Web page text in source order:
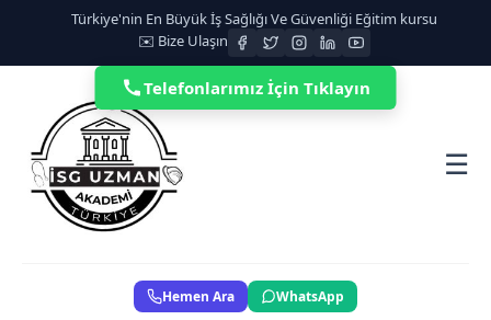
Türkiye'nin En Büyük İş Sağlığı Ve Güvenliği Eğitim kursu
✉️ Bize Ulaşın
☰
Hemen Ara WhatsApp
Telefonlarımız İçin Tıklayın